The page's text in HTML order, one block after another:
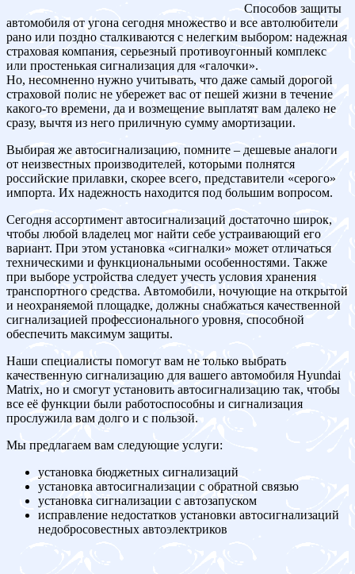
Способов защиты
автомобиля от угона сегодня множество и все автолюбители
рано или поздно сталкиваются с нелегким выбором: надежная
страховая компания, серьезный противоугонный комплекс
или простенькая сигнализация для «галочки».
Но, несомненно нужно учитывать, что даже самый дорогой
страховой полис не убережет вас от пешей жизни в течение
какого-то времени, да и возмещение выплатят вам далеко не
сразу, вычтя из него приличную сумму амортизации.
Выбирая же автосигнализацию, помните – дешевые аналоги
от неизвестных производителей, которыми полнятся
российские прилавки, скорее всего, представители «серого»
импорта. Их надежность находится под большим вопросом.
Сегодня ассортимент автосигнализаций достаточно широк,
чтобы любой владелец мог найти себе устраивающий его
вариант. При этом установка «сигналки» может отличаться
техническими и функциональными особенностями. Также
при выборе устройства следует учесть условия хранения
транспортного средства. Автомобили, ночующие на открытой
и неохраняемой площадке, должны снабжаться качественной
сигнализацией профессионального уровня, способной
обеспечить максимум защиты.
Наши специалисты помогут вам не только выбрать
качественную сигнализацию для вашего автомобиля Hyundai
Matrix, но и смогут установить автосигнализацию так, чтобы
все её функции были работоспособны и сигнализация
прослужила вам долго и с пользой.
Мы предлагаем вам следующие услуги:
установка бюджетных сигнализаций
установка автосигнализации с обратной связью
установка сигнализации с автозапуском
исправление недостатков установки автосигнализаций
недобросовестных автоэлектриков